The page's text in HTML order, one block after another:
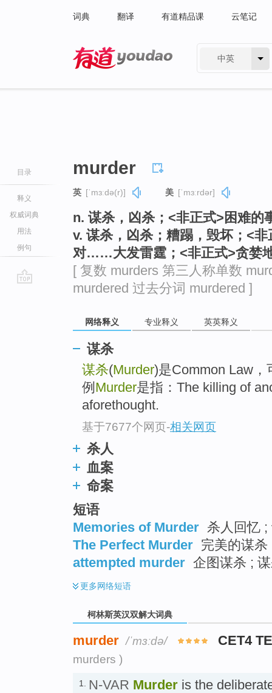
词典 翻译 有道精品课 云笔记
中英
目录
释义
权威词典
用法
例句
murder
英 [ˈmɜːdə(r)] 美 [ˈmɜːrdər]
n. 谋杀，凶杀；<非正式>困难的
v. 谋杀，凶杀；糟蹋，毁坏；<
对……大发雷霆；<非正式>贪婪
[ 复数 murders 第三人称单数
murdered 过去分词 murdered ]
网络释义 专业释义 英英释义
谋杀
谋杀(Murder)是Common Law
例 Murder是指：The killing of
aforethought.
基于7677个网页-相关网页
杀人
血案
命案
短语
Memories of Murder 杀人回忆 ;
The Perfect Murder 完美的谋
attempted murder 企图谋杀 ;
更多网络短语
柯林斯英汉双解大词典
murder /ˈmɜːdə/ CET4
murders )
1. N-VAR Murder is the